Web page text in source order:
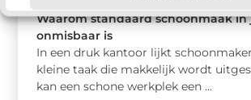
Waarom standaard schoonmaak
onmisbaar is
In een druk kantoor lijkt
kleine taak die makkelijk wordt
kan een schone werkplek een ...